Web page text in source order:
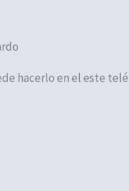
hacerlo en el este